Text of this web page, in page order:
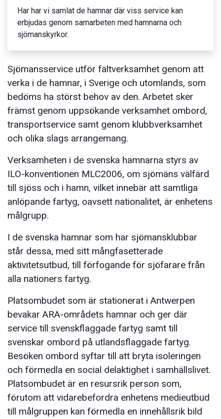
Har har vi samlat de hamnar där viss service kan
erbjudas genom samarbeten med hamnarna och
sjömanskyrkor.
Sjömansservice utför fältverksamhet genom att
verka i de hamnar, i Sverige och utomlands, som
bedöms ha störst behov av den. Arbetet sker
främst genom uppsökande verksamhet ombord,
transportservice samt genom klubbverksamhet
och olika slags arrangemang.
Verksamheten i de svenska hamnarna styrs av
ILO-konventionen MLC2006, om sjömäns välfärd
till sjöss och i hamn, vilket innebär att samtliga
anlöpande fartyg, oavsett nationalitet, är enhetens
målgrupp.
I de svenska hamnar som har sjömansklubbar
står dessa, med sitt mångfasetterade
aktivitetsutbud, till förfogande för sjöfarare från
alla nationers fartyg.
Platsombudet som är stationerat i Antwerpen
bevakar ARA-områdets hamnar och ger där
service till svenskflaggade fartyg samt till
svenskar ombord på utlandsflaggade fartyg.
Besöken ombord syftar till att bryta isoleringen
och förmedla en social delaktighet i samhällslivet.
Platsombudet är en resursrik person som,
förutom att vidarebefordra enhetens medieutbud
till målgruppen kan förmedla en innehållsrik bild